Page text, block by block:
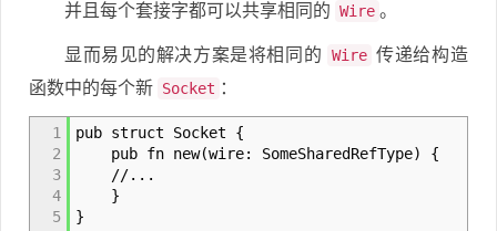
并且每个套接字都可以共享相同的 Wire 。
显而易见的解决方案是将相同的 Wire 传递给构造
函数中的每个新 Socket ：
1
2
3
4
5
pub struct Socket {
pub fn new(wire: SomeSharedRefType) {
//...
}
}